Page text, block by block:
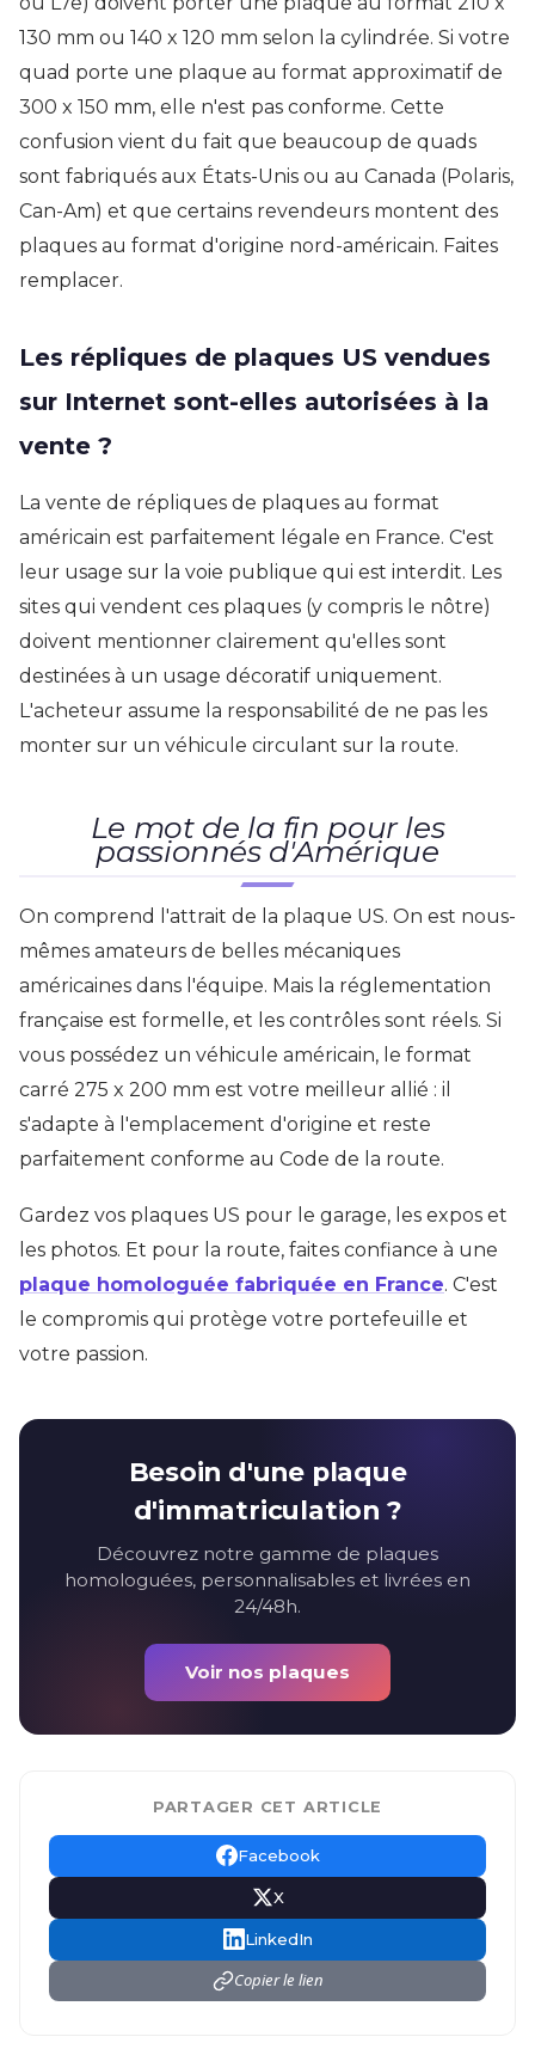
130 mm ou 140 x 120 mm selon la cylindrée. Si votre
quad porte une plaque au format approximatif de
300 x 150 mm, elle n'est pas conforme. Cette
confusion vient du fait que beaucoup de quads
sont fabriqués aux États-Unis ou au Canada (Polaris,
Can-Am) et que certains revendeurs montent des
plaques au format d'origine nord-américain. Faites
remplacer.
Les répliques de plaques US vendues
sur Internet sont-elles autorisées à la
vente ?
La vente de répliques de plaques au format
américain est parfaitement légale en France. C'est
leur usage sur la voie publique qui est interdit. Les
sites qui vendent ces plaques (y compris le nôtre)
doivent mentionner clairement qu'elles sont
destinées à un usage décoratif uniquement.
L'acheteur assume la responsabilité de ne pas les
monter sur un véhicule circulant sur la route.
Le mot de la fin pour les
passionnés d'Amérique
On comprend l'attrait de la plaque US. On est nous-
mêmes amateurs de belles mécaniques
américaines dans l'équipe. Mais la réglementation
française est formelle, et les contrôles sont réels. Si
vous possédez un véhicule américain, le format
carré 275 x 200 mm est votre meilleur allié : il
s'adapte à l'emplacement d'origine et reste
parfaitement conforme au Code de la route.
Gardez vos plaques US pour le garage, les expos et
les photos. Et pour la route, faites confiance à une
plaque homologuée fabriquée en France. C'est
le compromis qui protège votre portefeuille et
votre passion.
Besoin d'une plaque
d'immatriculation ?
Découvrez notre gamme de plaques
homologuées, personnalisables et livrées en
24/48h.
Voir nos plaques
PARTAGER CET ARTICLE
Facebook
X
LinkedIn
Copier le lien